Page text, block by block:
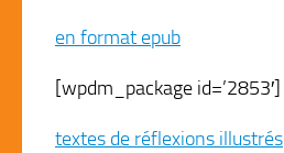
en format epub
[wpdm_package id=’2853′]
textes de réflexions illustrés